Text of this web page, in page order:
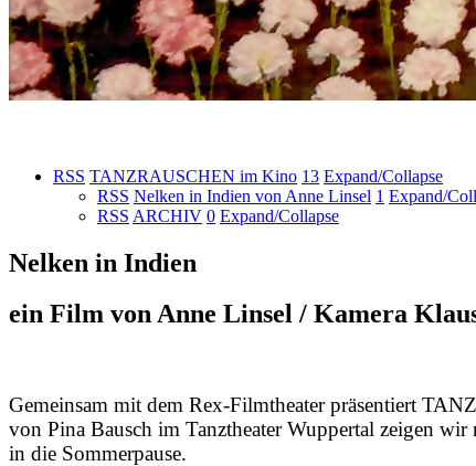
RSS TANZRAUSCHEN im Kino 13 Expand/Collapse
RSS Nelken in Indien von Anne Linsel 1 Expand/
RSS ARCHIV 0 Expand/Collapse
Nelken in Indien
ein Film von Anne Linsel / Kamera
Gemeinsam mit dem Rex-Filmtheater präsentiert
von Pina Bausch im Tanztheater Wuppertal zeigen
in die Sommerpause.